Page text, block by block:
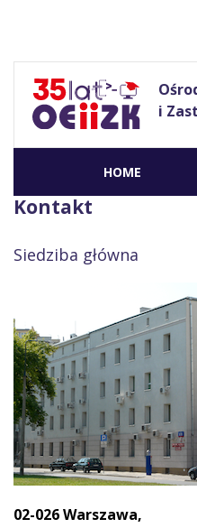
i
HOME
Kontakt
Siedziba główna
02-026 Warszawa,